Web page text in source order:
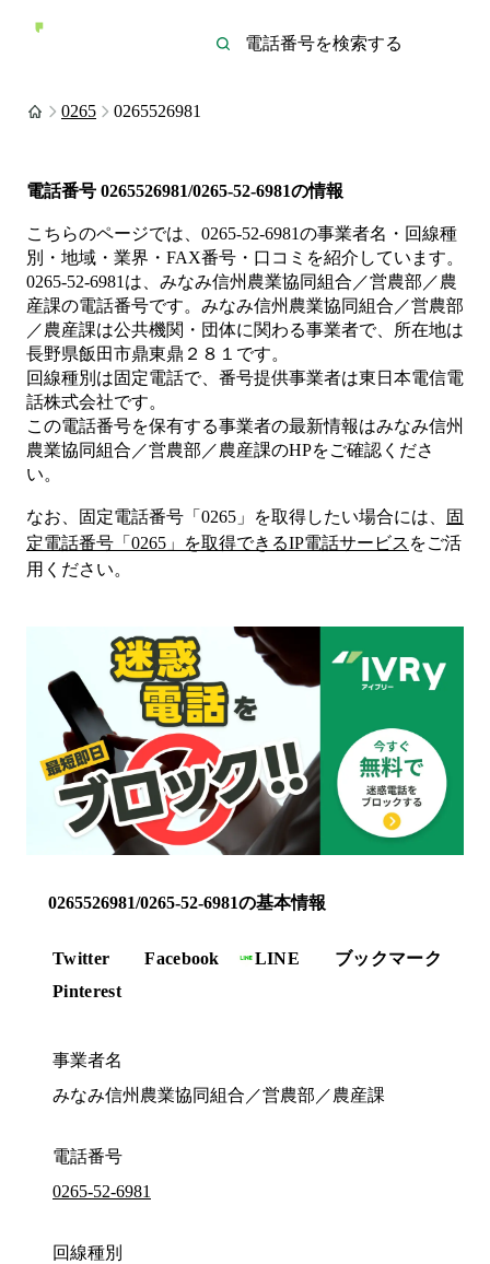
0265 0265526981
電話番号 0265526981/0265-52-6981の情報
こちらのページでは、 0265-52-6981の事業者名・回線種
別・地域・業界・FAX番号・口コミを紹介しています。
0265-52-6981 は、 みなみ信州農業協同組合／営農部／農
産課の電話番号です。 みなみ信州農業協同組合／営農部
／農産課は公共機関・団体に関わる事業者で、所在地は
長野県飯田市鼎東鼎２８１ です。
回線種別は固定電話で、番号提供事業者は東日本電信電
話株式会社です。
この電話番号を保有する事業者の最新情報はみなみ信州
農業協同組合／営農部／農産課のHPをご確認くださ
い。
なお、固定電話番号「 0265 」を取得したい場合には、
固
定電話番号「 0265 」を取得できるIP電話サービス をご活
用ください。
0265526981/0265-52-6981の基本情報
Twitter Facebook LINE
ブックマーク
Pinterest
事業者名
みなみ信州農業協同組合／営農部／農産課
電話番号
0265-52-6981
回線種別